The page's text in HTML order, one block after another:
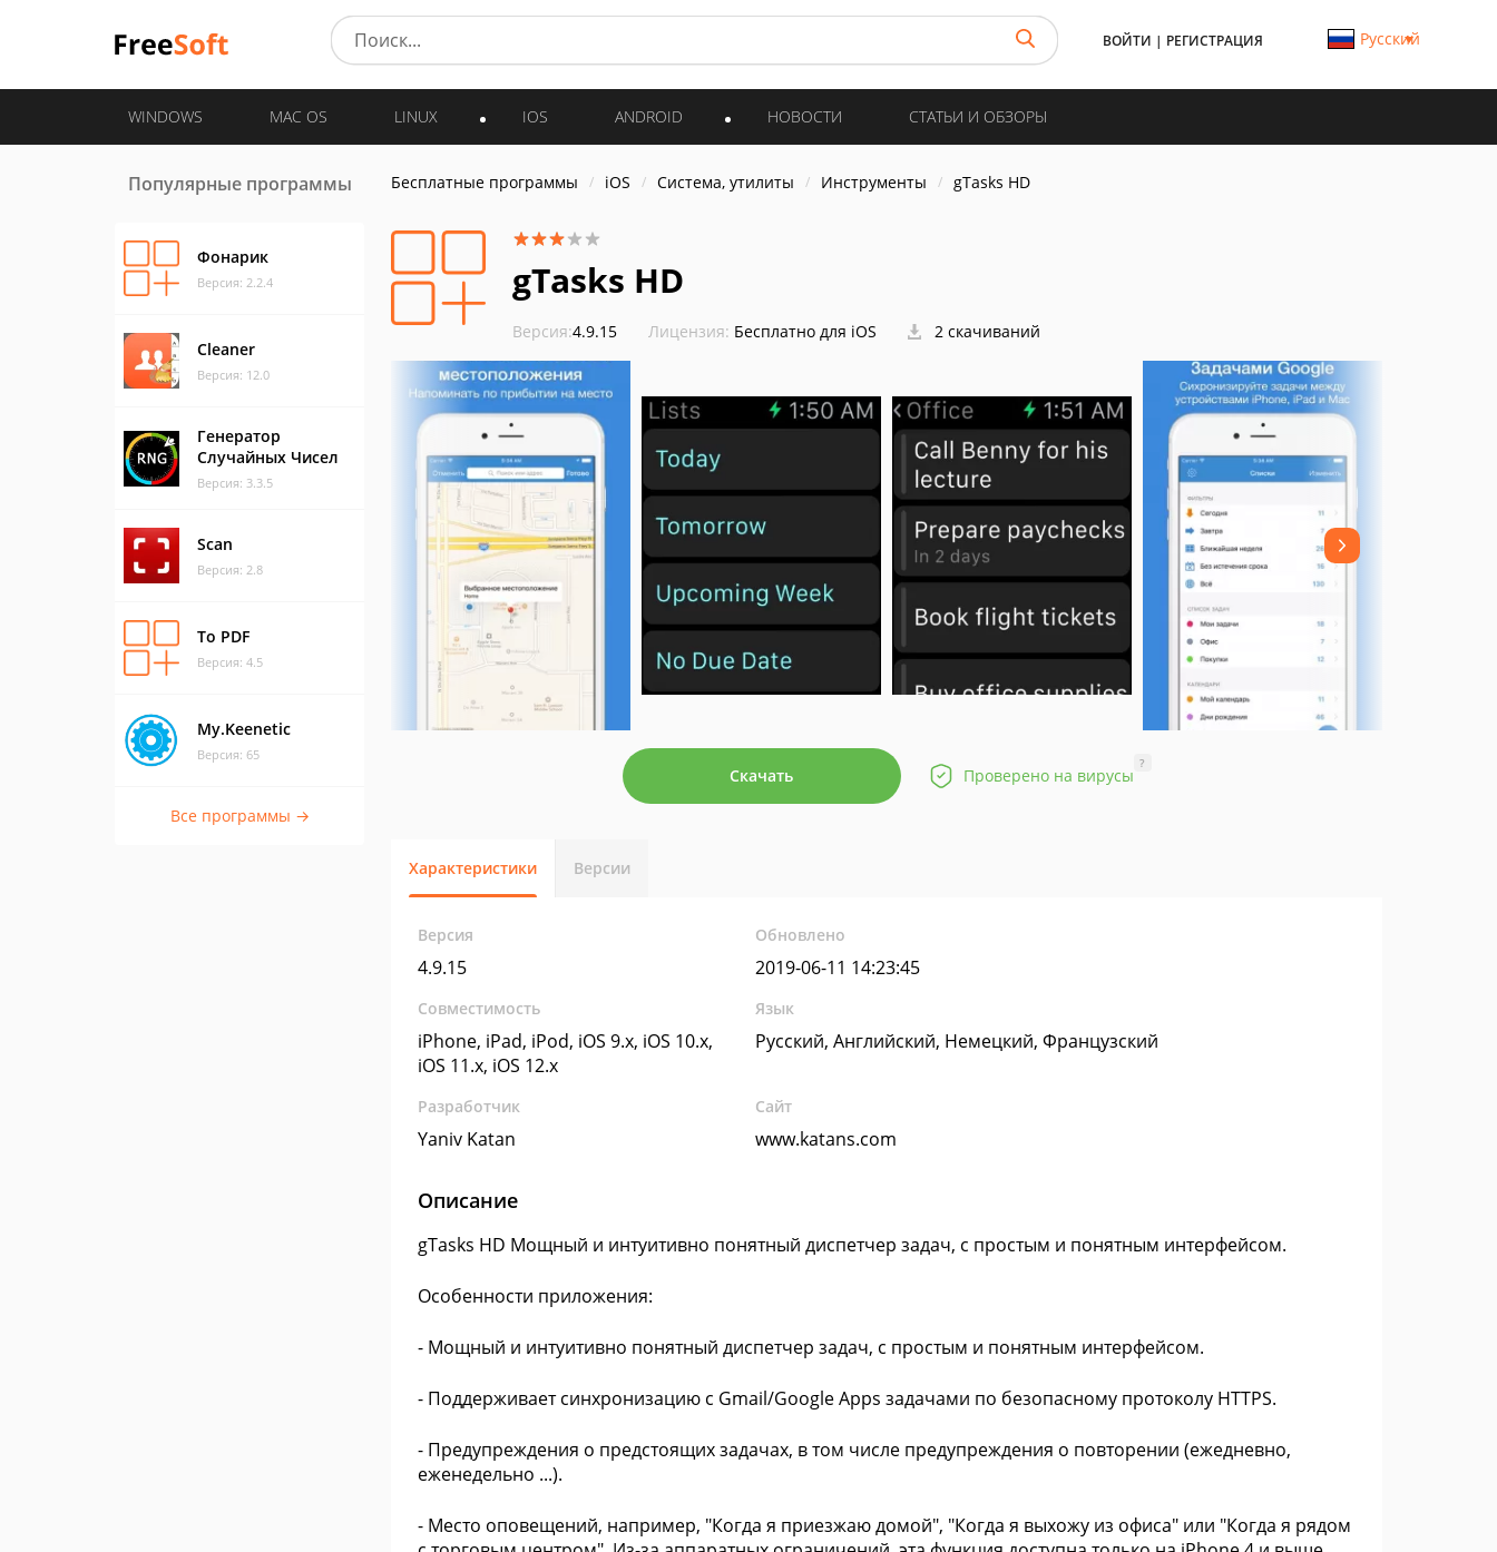
ВОЙТИ | РЕГИСТРАЦИЯ Русский
WINDOWS MAC OS LINUX IOS ANDROID НОВОСТИ СТАТЬИ И ОБЗОРЫ
Популярные программы
Фонарик
Версия: 2.2.4
Cleaner
Версия: 12.0
Генератор
Случайных Чисел
Версия: 3.3.5
Scan
Версия: 2.8
To PDF
Версия: 4.5
My.Keenetic
Версия: 65
Все программы →
Бесплатные программы iOS Система, утилиты Инструменты gTasks HD
gTasks HD
Версия:4.9.15 Лицензия: Бесплатно для iOS 2 скачиваний
Скачать Проверено на вирусы
?
Характеристики Версии
Версия
4.9.15
Обновлено
2019-06-11 14:23:45
Совместимость
iPhone, iPad, iPod, iOS 9.x, iOS 10.x,
iOS 11.x, iOS 12.x
Язык
Русский, Английский, Немецкий, Французский
Разработчик
Yaniv Katan
Сайт
www.katans.com
Описание
gTasks HD Мощный и интуитивно понятный диспетчер задач, с простым и понятным интерфейсом.
Особенности приложения:
- Мощный и интуитивно понятный диспетчер задач, с простым и понятным интерфейсом.
- Поддерживает синхронизацию с Gmail/Google Apps задачами по безопасному протоколу HTTPS.
- Предупреждения о предстоящих задачах, в том числе предупреждения о повторении (ежедневно,
еженедельно ...).
- Место оповещений, например, "Когда я приезжаю домой", "Когда я выхожу из офиса" или "Когда я рядом